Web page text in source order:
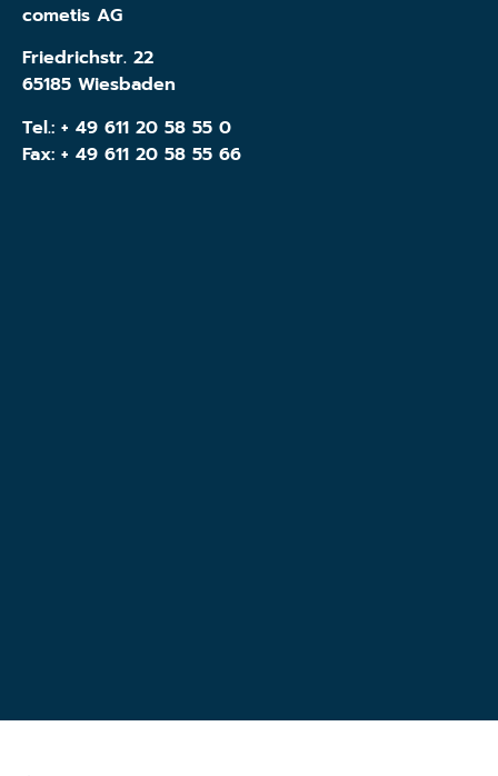
cometis AG
Friedrichstr. 22
65185 Wiesbaden
Tel.: + 49 611 20 58 55 0
Fax: + 49 611 20 58 55 66